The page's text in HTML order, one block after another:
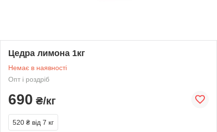
Цедра лимона 1кг
Немає в наявності
Опт і роздріб
690 ₴/кг
520 ₴ від 7 кг